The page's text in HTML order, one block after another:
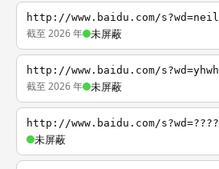
http://www.baidu.com/s?wd=neil
截至 2026 年 未屏蔽
http://www.baidu.com/s?wd=yhwh
截至 2026 年 未屏蔽
http://www.baidu.com/s?wd=????
未屏蔽